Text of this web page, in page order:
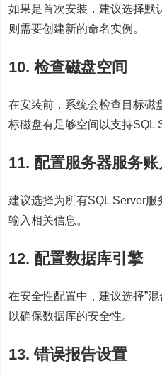
如果是首次安装，建议选择默
则需要创建新的命名实例。
10. 检查磁盘空间
在安装前，系统会检查目标磁
标磁盘有足够空间以支持SQL
11. 配置服务器服务账
建议选择为所有SQL Server
输入相关信息。
12. 配置数据库引擎
在安全性配置中，建议选择”
以确保数据库的安全性。
13. 错误报告设置